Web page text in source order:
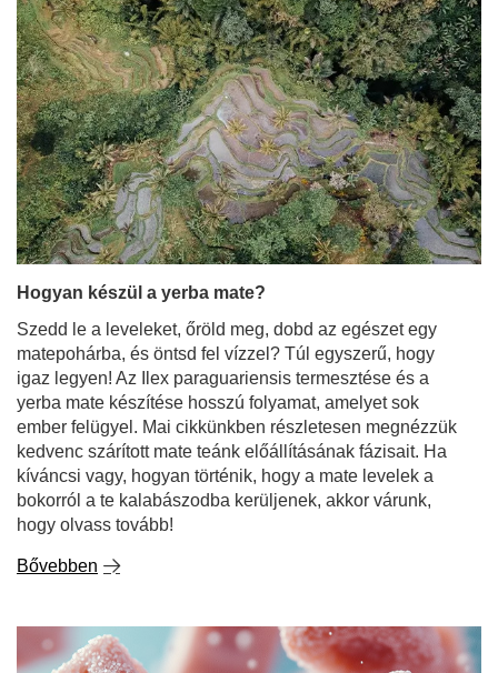
Hogyan készül a yerba mate?
Szedd le a leveleket, őröld meg, dobd az egészet egy
matepohárba, és öntsd fel vízzel? Túl egyszerű, hogy
igaz legyen! Az Ilex paraguariensis termesztése és a
yerba mate készítése hosszú folyamat, amelyet sok
ember felügyel. Mai cikkünkben részletesen megnézzük
kedvenc szárított mate teánk előállításának fázisait. Ha
kíváncsi vagy, hogyan történik, hogy a mate levelek a
bokorról a te kalabászodba kerüljenek, akkor várunk,
hogy olvass tovább!
Bővebben